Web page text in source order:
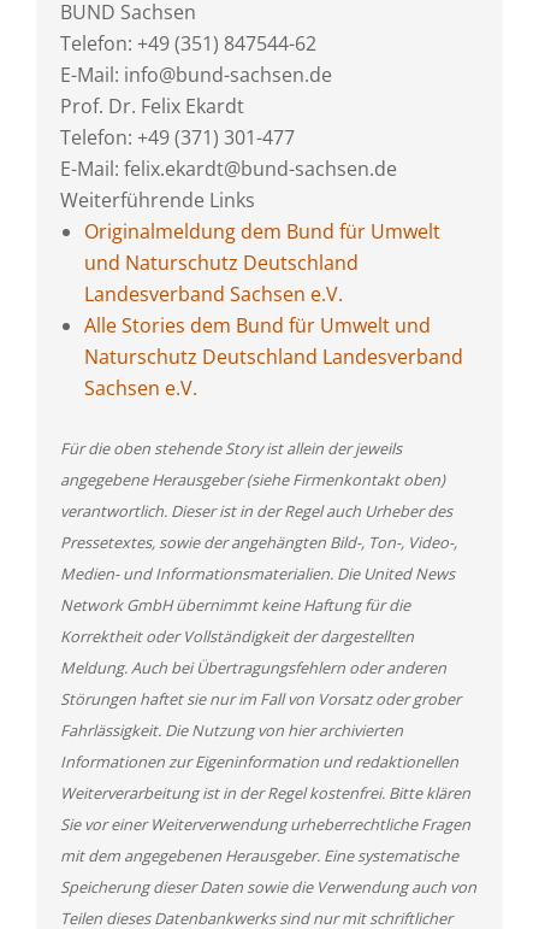
BUND Sachsen
Telefon: +49 (351) 847544-62
E-Mail: info@bund-sachsen.de
Prof. Dr. Felix Ekardt
Telefon: +49 (371) 301-477
E-Mail: felix.ekardt@bund-sachsen.de
Weiterführende Links
Originalmeldung dem Bund für Umwelt
und Naturschutz Deutschland
Landesverband Sachsen e.V.
Alle Stories dem Bund für Umwelt und
Naturschutz Deutschland Landesverband
Sachsen e.V.
Für die oben stehende Story ist allein der jeweils
angegebene Herausgeber (siehe Firmenkontakt oben)
verantwortlich. Dieser ist in der Regel auch Urheber des
Pressetextes, sowie der angehängten Bild-, Ton-, Video-,
Medien- und Informationsmaterialien. Die United News
Network GmbH übernimmt keine Haftung für die
Korrektheit oder Vollständigkeit der dargestellten
Meldung. Auch bei Übertragungsfehlern oder anderen
Störungen haftet sie nur im Fall von Vorsatz oder grober
Fahrlässigkeit. Die Nutzung von hier archivierten
Informationen zur Eigeninformation und redaktionellen
Weiterverarbeitung ist in der Regel kostenfrei. Bitte klären
Sie vor einer Weiterverwendung urheberrechtliche Fragen
mit dem angegebenen Herausgeber. Eine systematische
Speicherung dieser Daten sowie die Verwendung auch von
Teilen dieses Datenbankwerks sind nur mit schriftlicher